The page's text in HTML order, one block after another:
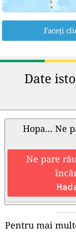
Faceți
Date
Hopa... Ne
Ne pare
Pentru mai